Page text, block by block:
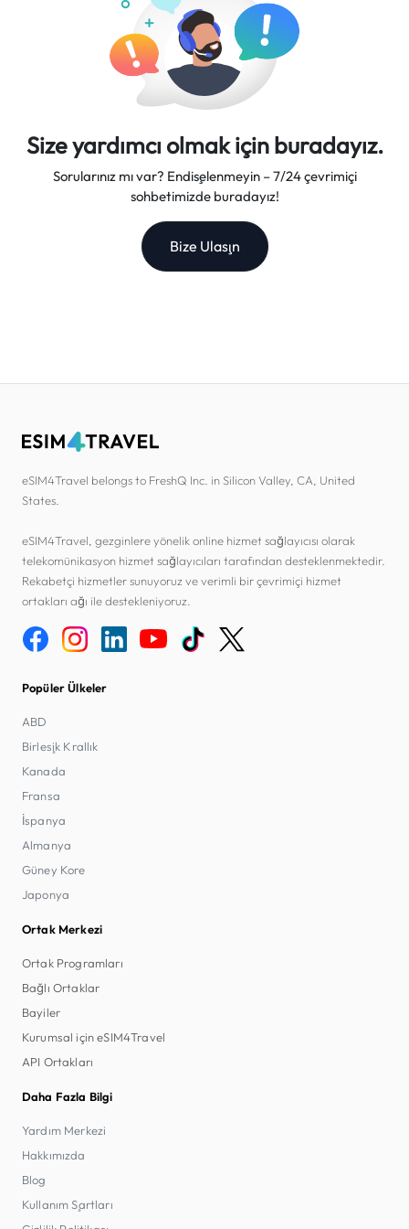
Size yardımcı olmak için buradayız.
Sorularınız mı var? Endişelenmeyin – 7/24 çevrimiçi
sohbetimizde buradayız!
Bize Ulaşın
eSIM4Travel belongs to FreshQ Inc. in Silicon Valley, CA, United
States.
eSIM4Travel, gezginlere yönelik online hizmet sağlayıcısı olarak
telekomünikasyon hizmet sağlayıcıları tarafından desteklenmektedir.
Rekabetçi hizmetler sunuyoruz ve verimli bir çevrimiçi hizmet
ortakları ağı ile destekleniyoruz.
Popüler Ülkeler
ABD
Birleşik Krallık
Kanada
Fransa
İspanya
Almanya
Güney Kore
Japonya
Ortak Merkezi
Ortak Programları
Bağlı Ortaklar
Bayiler
Kurumsal için eSIM4Travel
API Ortakları
Daha Fazla Bilgi
Yardım Merkezi
Hakkımızda
Blog
Kullanım Şartları